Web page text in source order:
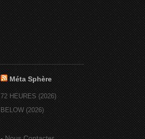
Méta Sphère
72 HEURES (2026)
BELOW (2026)